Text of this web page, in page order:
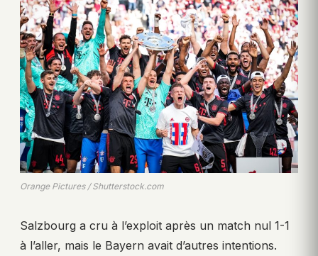
Orange Pictures / Shutterstock.com
Salzbourg a cru à l’exploit après un match nul 1-1
à l’aller, mais le Bayern avait d’autres intentions.